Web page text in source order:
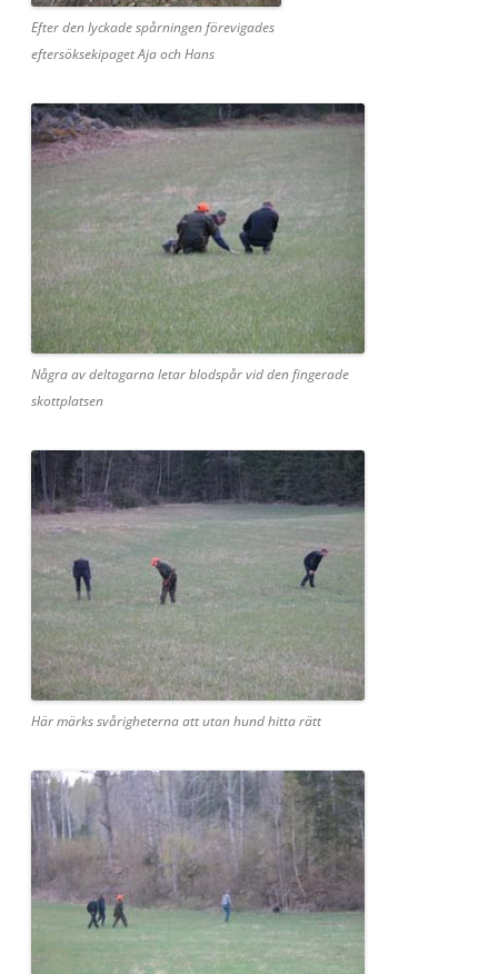
Efter den lyckade spårningen förevigades
eftersöksekipaget Aja och Hans
Några av deltagarna letar blodspår vid den fingerade
skottplatsen
Här märks svårigheterna att utan hund hitta rätt